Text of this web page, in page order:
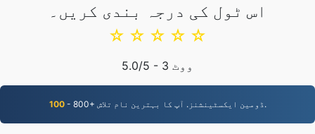
اس ٹول کی درجہ بندی کریں۔
☆
☆
☆
☆
☆
5.0/5 - 3 ووٹ
100 - 800+ ڈومین ایکسٹینشنز. آپ کا بہترین نام تلاش.